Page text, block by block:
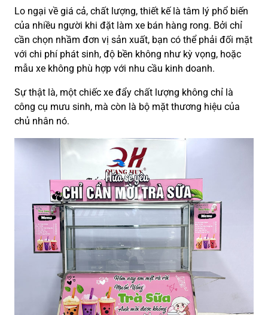
Lo ngại về giá cả, chất lượng, thiết kế là tâm lý phổ biến
của nhiều người khi đặt làm xe bán hàng rong. Bởi chỉ
cần chọn nhầm đơn vị sản xuất, bạn có thể phải đối mặt
với chi phí phát sinh, độ bền không như kỳ vọng, hoặc
mẫu xe không phù hợp với nhu cầu kinh doanh.
Sự thật là, một chiếc xe đẩy chất lượng không chỉ là
công cụ mưu sinh, mà còn là bộ mặt thương hiệu của
chủ nhân nó.